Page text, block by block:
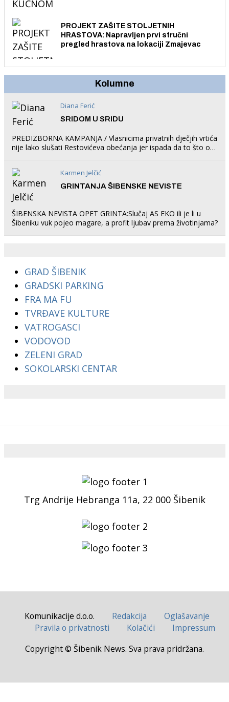
PROJEKT ZAŠITE STOLJETNIH
HRASTOVA: Napravljen prvi stručni
pregled hrastova na lokaciji Zmajevac
Kolumne
Diana Ferić
SRIDOM U SRIDU
PREDIZBORNA KAMPANJA / Vlasnicima privatnih dječjih vrtića
nije lako slušati Restovićeva obećanja jer ispada da to što oni
Karmen Jelčić
GRINTANJA ŠIBENSKE NEVISTE
ŠIBENSKA NEVISTA OPET GRINTA:Slučaj AS EKO ili je li u
Šibeniku vuk pojeo magare, a profit ljubav prema životinjama?
GRAD ŠIBENIK
GRADSKI PARKING
FRA MA FU
TVRĐAVE KULTURE
VATROGASCI
VODOVOD
ZELENI GRAD
SOKOLARSKI CENTAR
Trg Andrije Hebranga 11a, 22 000 Šibenik
Komunikacije d.o.o. Redakcija
Oglašavanje
Pravila o privatnosti
Kolačići
Impressum
Copyright © Šibenik News. Sva prava pridržana.